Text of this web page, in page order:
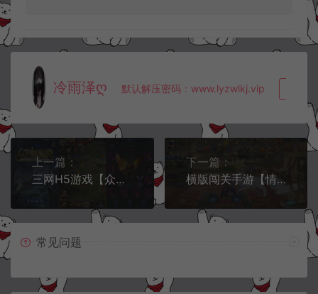
冷雨泽ღ 默认解压密码：www.lyzwlkj.vip
上一篇：
三网H5游戏【众神传说H5】11月最新整理Win一键服务端+GM授权后台+详细搭建教程
下一篇：
横版闯关手游【情怀之星空阿拉德2.0】11月最新整理Linux手工服务端+配套表+WEB管理后台+GM授权后台+安卓苹果双端+详细搭建教程+视频教程
常见问题